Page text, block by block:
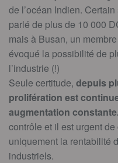
de l’océan Indien.
parlé de plus de 10 000
mais à Busan, un
évoqué la possibilité de
l’industrie (!)
Seule certitude, depuis
prolifération est
augmentation
contrôle et il est urgent
uniquement la rentabilité
industriels.